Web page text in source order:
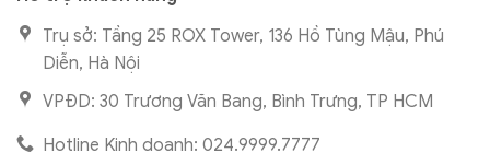
Trụ sở: Tầng 25 ROX Tower, 136 Hồ Tùng Mậu, Phú
Diễn, Hà Nội
VPĐD: 30 Trương Văn Bang, Bình Trưng, TP HCM
Hotline Kinh doanh: 024.9999.7777